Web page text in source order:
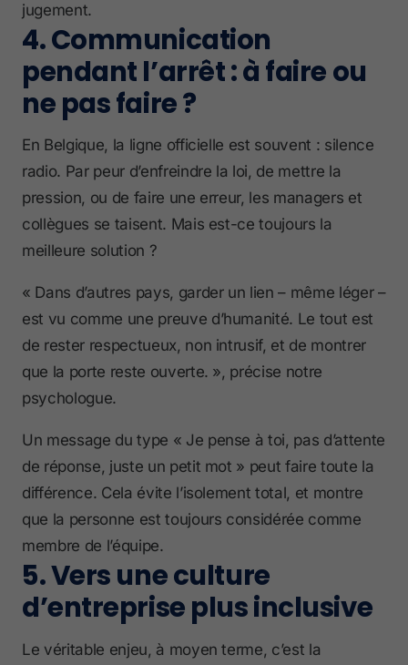
jugement.
4. Communication
pendant l’arrêt : à faire ou
ne pas faire ?
En Belgique, la ligne officielle est souvent : silence
radio. Par peur d’enfreindre la loi, de mettre la
pression, ou de faire une erreur, les managers et
collègues se taisent. Mais est-ce toujours la
meilleure solution ?
« Dans d’autres pays, garder un lien – même léger –
est vu comme une preuve d’humanité. Le tout est
de rester respectueux, non intrusif, et de montrer
que la porte reste ouverte. », précise notre
psychologue.
Un message du type « Je pense à toi, pas d’attente
de réponse, juste un petit mot » peut faire toute la
différence. Cela évite l’isolement total, et montre
que la personne est toujours considérée comme
membre de l’équipe.
5. Vers une culture
d’entreprise plus inclusive
Le véritable enjeu, à moyen terme, c’est la